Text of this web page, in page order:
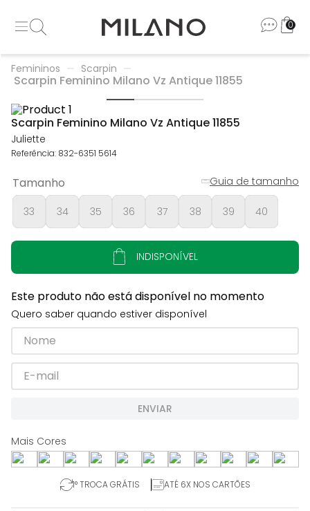
0
Femininos Scarpin
Scarpin Feminino Milano Vz Antique 11855
Scarpin Feminino Milano Vz Antique 11855
Juliette
Referência: 832-6351 5614
Tamanho
33 34 35 36 37 38 39 40
Guia de tamanho
INDISPONÍVEL
Este produto não está disponível no momento
Quero saber quando estiver disponível
ENVIAR
1° TROCA GRÁTIS ATÉ 6X NOS CARTÕES